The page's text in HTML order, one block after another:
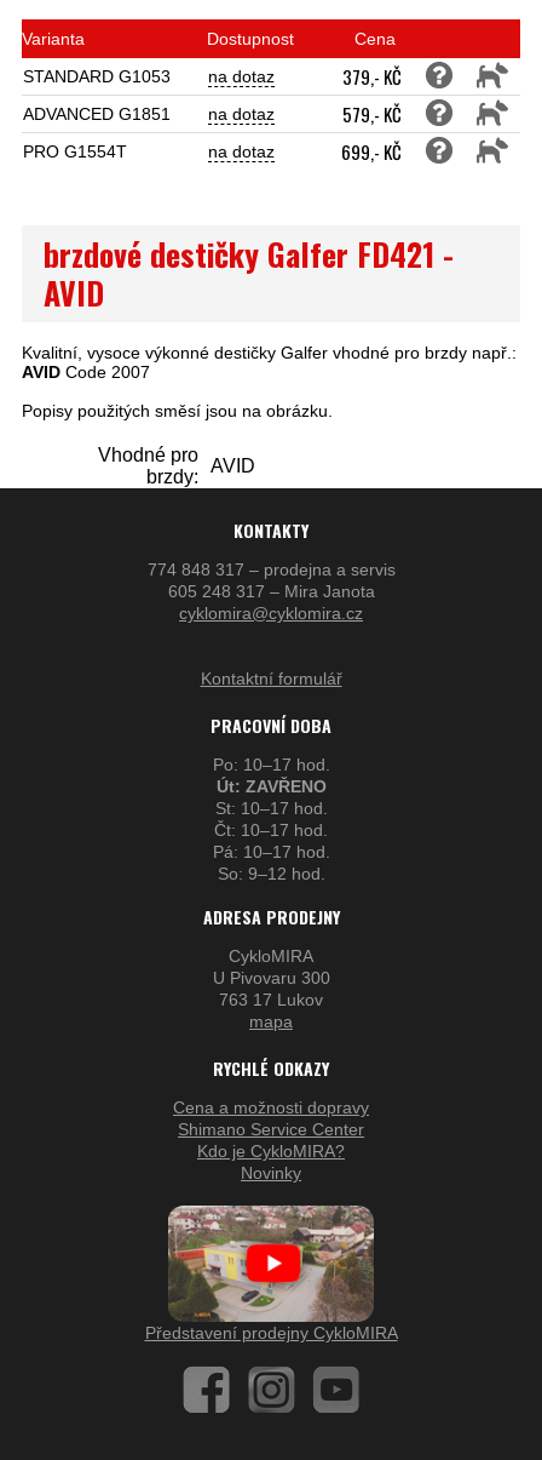
Varianta Dostupnost
Cena
STANDARD G1053
na dotaz 379,- KČ
ADVANCED G1851 na dotaz 579,- KČ
PRO G1554T na dotaz 699,- KČ
brzdové destičky Galfer FD421 -
AVID
Kvalitní, vysoce výkonné destičky Galfer vhodné pro brzdy např.:
AVID Code 2007
Popisy použitých směsí jsou na obrázku.
Vhodné pro
brzdy:
AVID
KONTAKTY
774 848 317 – prodejna a servis
605 248 317 – Mira Janota
cyklomira@cyklomira.cz
Kontaktní formulář
PRACOVNÍ DOBA
Po: 10–17 hod.
Út: ZAVŘENO
St: 10–17 hod.
Čt: 10–17 hod.
Pá: 10–17 hod.
So: 9–12 hod.
ADRESA PRODEJNY
CykloMIRA
U Pivovaru 300
763 17 Lukov
mapa
RYCHLÉ ODKAZY
Cena a možnosti dopravy
Shimano Service Center
Kdo je CykloMIRA?
Novinky
Představení prodejny CykloMIRA